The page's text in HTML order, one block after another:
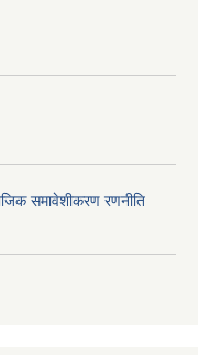
समावेशीकरण रणनीति